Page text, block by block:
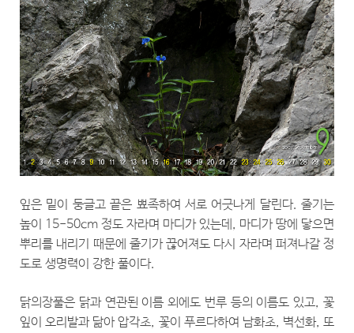
잎은 밑이 둥글고 끝은 뾰족하여 서로 어긋나게 달린다. 줄기는
높이 15-50cm 정도 자라며 마디가 있는데, 마디가 땅에 닿으면
뿌리를 내리기 때문에 줄기가 끊어져도 다시 자라며 퍼져나갈 정
도로 생명력이 강한 풀이다.
닭의장풀은 닭과 연관된 이름 외에도 번루 등의 이름도 있고, 꽃
잎이 오리발과 닮아 압각초, 꽃이 푸르다하여 남화초, 벽선화, 또